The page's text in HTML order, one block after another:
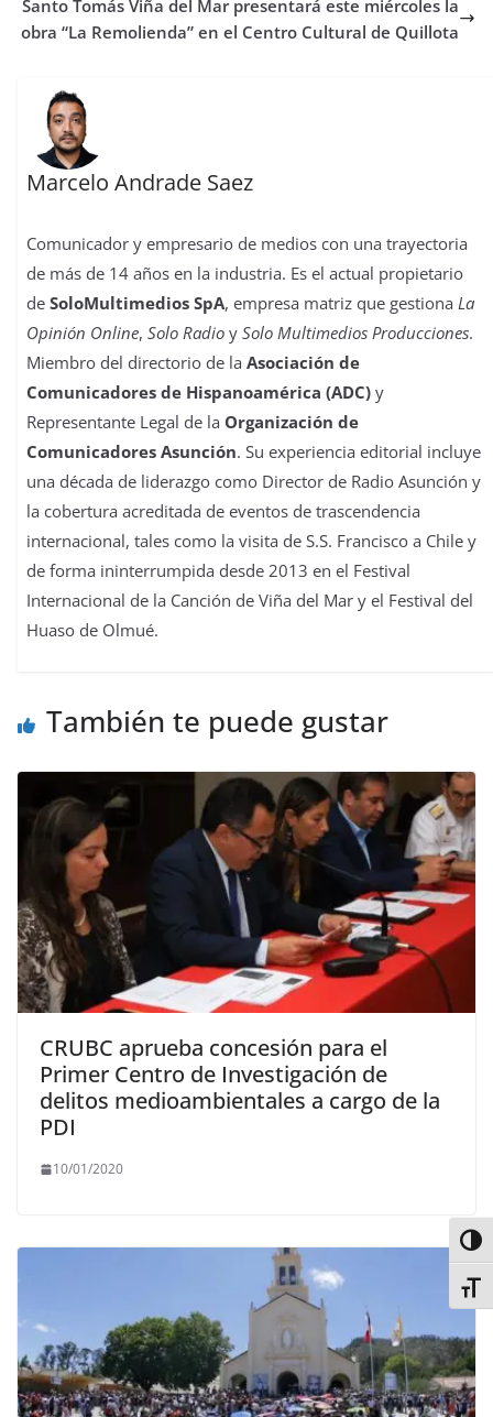
Santo Tomás Viña del Mar presentará este miércoles la
obra “La Remolienda” en el Centro Cultural de Quillota
Marcelo Andrade Saez
Comunicador y empresario de medios con una trayectoria
de más de 14 años en la industria. Es el actual propietario
deSoloMultimedios SpA, empresa matriz que gestionaLa
Opinión Online,Solo Radio ySolo Multimedios Producciones.
Miembro del directorio de laAsociación de
Comunicadores de Hispanoamérica (ADC) y
Representante Legal de la Organización de
Comunicadores Asunción. Su experiencia editorial incluye
una década de liderazgo como Director de Radio Asunción y
la cobertura acreditada de eventos de trascendencia
internacional, tales como la visita de S.S. Francisco a Chile y
de forma ininterrumpida desde 2013 en el Festival
Internacional de la Canción de Viña del Mar y el Festival del
Huaso de Olmué.
También te puede gustar
CRUBC aprueba concesión para el
Primer Centro de Investigación de
delitos medioambientales a cargo de la
PDI
10/01/2020